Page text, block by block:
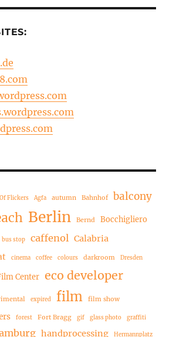
Flickers Agfa autumn Bahnhof
balcony
Berlin Bernd Bocchigliero
bus stop caffenol Calabria
cinema coffee colours darkroom Dresden
Center eco developer
expired film film show
forest Fort Bragg gif glass photo graffiti
handprocessing Hermannplatz